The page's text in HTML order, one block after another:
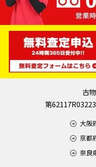
古
第
大阪
京都
奈良